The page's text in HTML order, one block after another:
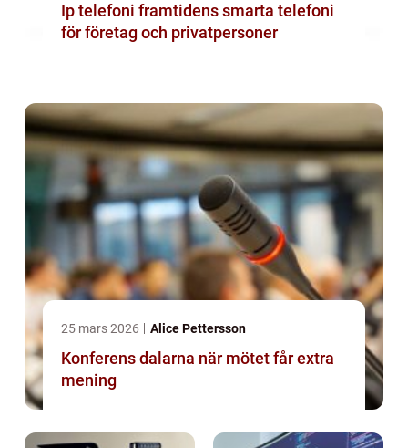
Ip telefoni framtidens smarta telefoni
för företag och privatpersoner
25 mars 2026 Alice Pettersson
Konferens dalarna när mötet får extra
mening